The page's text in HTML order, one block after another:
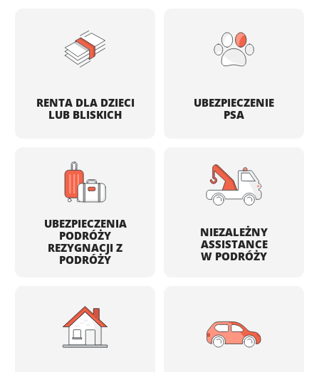
RENTA DLA DZIECI
LUB BLISKICH
UBEZPIECZENIE
PSA
UBEZPIECZENIA
PODRÓŻY
REZYGNACJI Z
PODRÓŻY
NIEZALEŻNY
ASSISTANCE
W PODRÓŻY